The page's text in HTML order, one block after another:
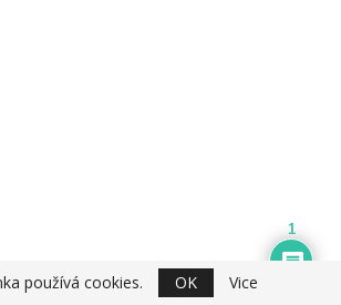
používá cookies. OK Vice
1